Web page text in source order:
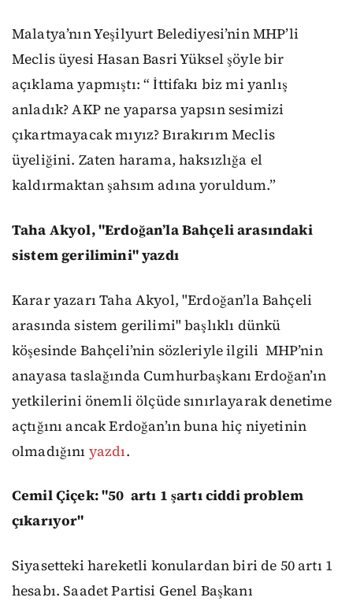
Malatya’nın Yeşilyurt Belediyesi’nin MHP’li
Meclis üyesi Hasan Basri Yüksel şöyle bir
açıklama yapmıştı: “ İttifakı biz mi yanlış
anladık? AKP ne yaparsa yapsın sesimizi
çıkartmayacak mıyız? Bırakırım Meclis
üyeliğini. Zaten harama, haksızlığa el
kaldırmaktan şahsım adına yoruldum.”
Taha Akyol, "Erdoğan’la Bahçeli arasındaki
sistem gerilimini" yazdı
Karar yazarı Taha Akyol, "Erdoğan’la Bahçeli
arasında sistem gerilimi" başlıklı dünkü
köşesinde Bahçeli’nin sözleriyle ilgili MHP’nin
anayasa taslağında Cumhurbaşkanı Erdoğan’ın
yetkilerini önemli ölçüde sınırlayarak denetime
açtığını ancak Erdoğan’ın buna hiç niyetinin
olmadığını yazdı.
Cemil Çiçek: "50 artı 1 şartı ciddi problem
çıkarıyor"
Siyasetteki hareketli konulardan biri de 50 artı 1
hesabı. Saadet Partisi Genel Başkanı